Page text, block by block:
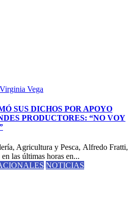
Virginia Vega
SUS DICHOS POR APOYO
PRODUCTORES: “NO VOY
Agricultura y Pesca, Alfredo Fratti,
las últimas horas en...
NOTICIAS